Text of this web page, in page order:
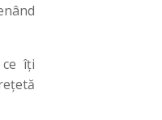
ce îți